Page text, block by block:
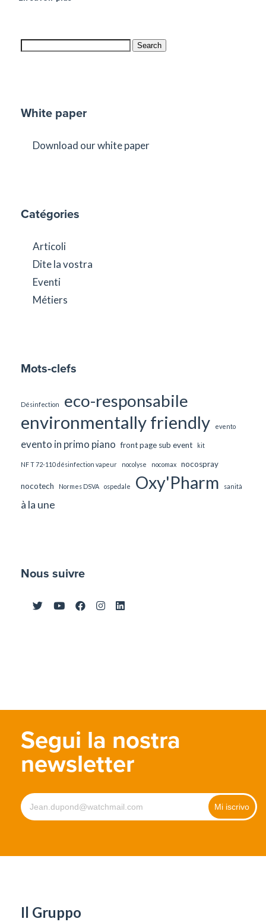
Search
White paper
Download our white paper
Catégories
Articoli
Dite la vostra
Eventi
Métiers
Mots-clefs
Désinfection eco-responsabile
environmentally friendly evento
evento in primo piano front page sub event kit
NF T 72-110 désinfection vapeur nocolyse nocomax nocospray
nocotech Normes DSVA ospedale Oxy'Pharm sanità
à la une
Nous suivre
Segui la nostra
newsletter
Il Gruppo